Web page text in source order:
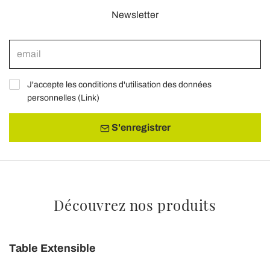
Newsletter
J'accepte les conditions d'utilisation des données
personnelles (Link)
S'enregistrer
Découvrez nos produits
Table Extensible